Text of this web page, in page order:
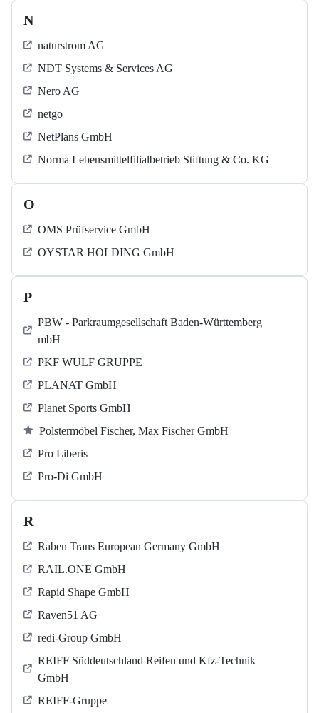
N
naturstrom AG
NDT Systems & Services AG
Nero AG
netgo
NetPlans GmbH
Norma Lebensmittelfilialbetrieb Stiftung & Co. KG
O
OMS Prüfservice GmbH
OYSTAR HOLDING GmbH
P
PBW - Parkraumgesellschaft Baden-Württemberg
mbH
PKF WULF GRUPPE
PLANAT GmbH
Planet Sports GmbH
Polstermöbel Fischer, Max Fischer GmbH
Pro Liberis
Pro-Di GmbH
R
Raben Trans European Germany GmbH
RAIL.ONE GmbH
Rapid Shape GmbH
Raven51 AG
redi-Group GmbH
REIFF Süddeutschland Reifen und Kfz-Technik
GmbH
REIFF-Gruppe